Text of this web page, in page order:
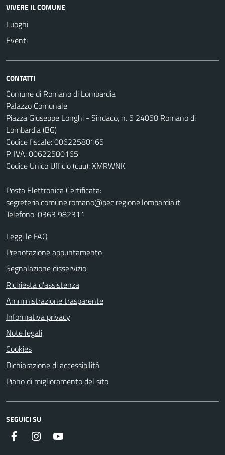
VIVERE IL COMUNE
Luoghi
Eventi
CONTATTI
Comune di Romano di Lombardia
Palazzo Comunale
Piazza Giuseppe Longhi - Sindaco, n. 5 24058 Romano di
Lombardia (BG)
Codice fiscale: 00622580165
P. IVA: 00622580165
Codice Unico Ufficio (cuu): XMRWNK
Posta Elettronica Certificata:
segreteria.comune.romano@pec.regione.lombardia.it
Telefono: 0363 982311
Leggi le FAQ
Prenotazione appuntamento
Segnalazione disservizio
Richiesta d'assistenza
Amministrazione trasparente
Informativa privacy
Note legali
Cookies
Dichiarazione di accessibilità
Piano di miglioramento del sito
SEGUICI SU
Facebook Instagram